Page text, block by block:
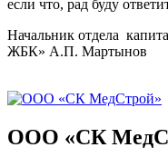
если что, рад буду
Начальник отдела
ЖБК» А.П. Мартынов
ООО «СК